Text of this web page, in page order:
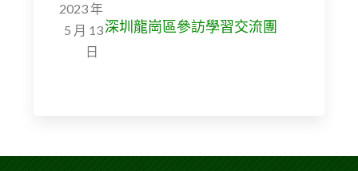
2023 年
5 月 13
日
深圳龍崗區參訪學習交流團